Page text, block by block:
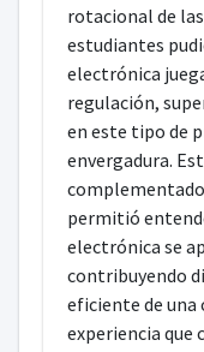
rotacional de
estudiantes
electrónica
regulación,
en este tipo de
envergadura.
permitió
electrónica se
contribuyendo
eficiente de una
experiencia que